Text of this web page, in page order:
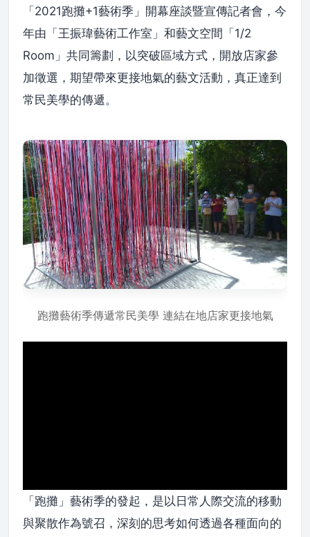
「2021跑攤+1藝術季」開幕座談暨宣傳記者會，今
年由「王振瑋藝術工作室」和藝文空間「1/2
Room」共同籌劃，以突破區域方式，開放店家參
加徵選，期望帶來更接地氣的藝文活動，真正達到
常民美學的傳遞。
跑攤藝術季傳遞常民美學 連結在地店家更接地氣
「跑攤」藝術季的發起，是以日常人際交流的移動
與聚散作為號召，深刻的思考如何透過各種面向的